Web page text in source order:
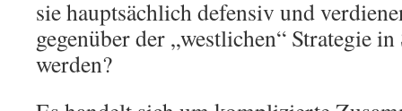
sie hauptsächlich defensiv und
gegenüber der „westlichen“ Strategie
werden?